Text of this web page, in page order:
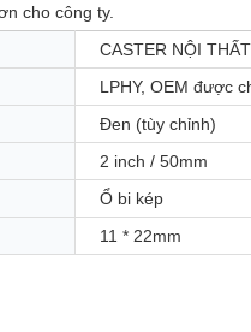
cho công ty.
CASTER NỘI THẤT
LPHY, OEM được
Đen (tùy chỉnh)
2 inch / 50mm
Ổ bi kép
11 * 22mm